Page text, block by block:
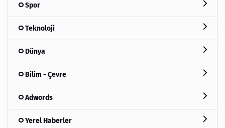
Spor
Teknoloji
Dünya
Bilim - Çevre
Adwords
Yerel Haberler